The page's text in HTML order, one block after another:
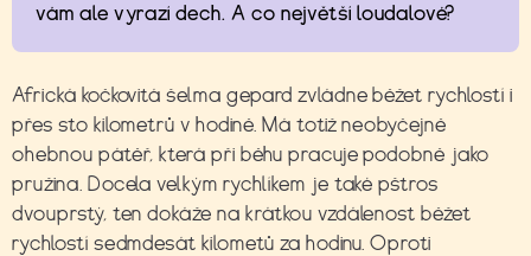
vám ale vyrazí dech. A co největší loudalové?
Africká kočkovitá šelma gepard zvládne běžet rychlostí i
přes sto kilometrů v hodině. Má totiž neobyčejně
ohebnou pátěř, která při běhu pracuje podobně jako
pružina. Docela velkým rychlíkem je také pštros
dvouprstý, ten dokáže na krátkou vzdálenost běžet
rychlostí sedmdesát kilometů za hodinu. Oproti